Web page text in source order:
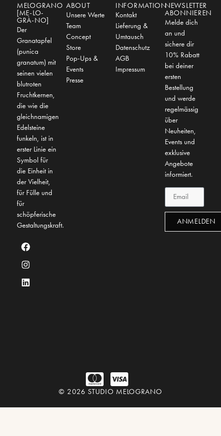
MELOGRANO
[ME-LO-
GRÀ-NO]
Der
Granatapfel
(punica
granatum) mit
seinen vielen
blutroten
Fruchtkernen,
die wie die
gleichnamigen
Edelsteine
funkeln, ist in
erster Linie ein
Symbol für
die Einheit in
der Vielheit,
für Fülle und
für
schöpferische
Gestaltungskraft.
ABOUT
Unsere Werte
Team
Concept
Store
Pop-Ups &
Events
Presse
INFORMATION
Kontakt
Lieferung &
Umtausch
Datenschutz
AGB
Impressum
NEWSLETTER
ABONNIEREN
Melde dich
an und
sichere dir
10% Rabatt
bei deiner
ersten
Bestellung
und werde
regelmässig
über
Neuheiten,
Events und
exklusive
Angebote
informiert.
ANMELDEN
© 2026 STUDIO MELOGRANO